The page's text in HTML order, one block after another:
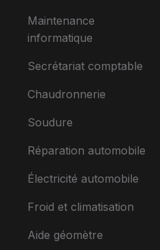
Maintenance
informatique
Secrétariat comptable
Chaudronnerie
Soudure
Réparation automobile
Électricité automobile
Froid et climatisation
Aide géomètre